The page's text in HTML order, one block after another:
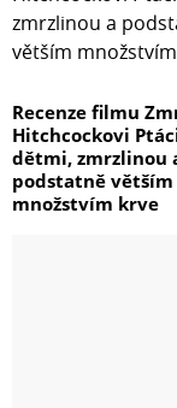
Recenze filmu
Hitchcockovi
dětmi, zmrzlinou
podstatně větším
množstvím krve